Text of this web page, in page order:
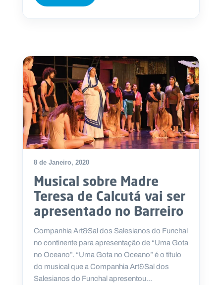
8 de Janeiro, 2020
Musical sobre Madre
Teresa de Calcutá vai ser
apresentado no Barreiro
Companhia Art&Sal dos Salesianos do Funchal
no continente para apresentação de “Uma Gota
no Oceano”. “Uma Gota no Oceano” é o título
do musical que a Companhia Art&Sal dos
Salesianos do Funchal apresentou...